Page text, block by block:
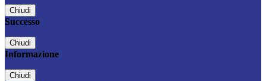
Chiudi
Successo
Chiudi
Informazione
Chiudi